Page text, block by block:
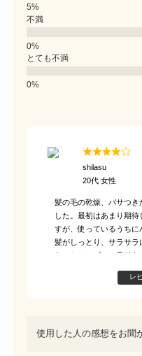
不満
とても不満
shilasu
20代 女性
髪の毛の乾燥、パサつき
した。最初はあまり期
すが、使っているうちに
髪がしっとり、サラサラ
た、シャンプーの香りも
レ
使用した人の感想をお聞